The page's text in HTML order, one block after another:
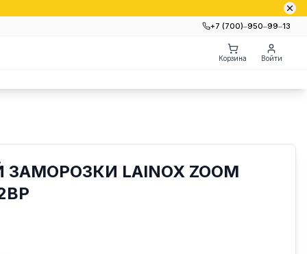
+7 (700)‒950‒99‒13
Корзина Войти
LAINOX ZOOM